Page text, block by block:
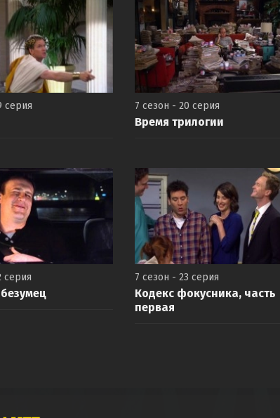
серия 7 сезон - 20 серия
Время трилогии
серия 7 сезон - 23 серия
Кодекс фокусника, часть
первая